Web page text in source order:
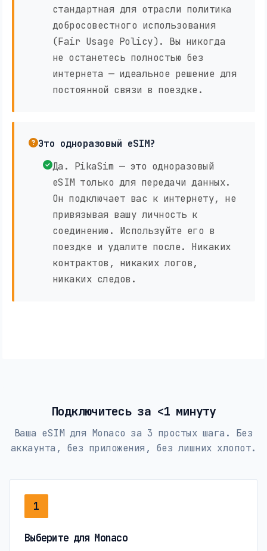
стандартная для отрасли политика
добросовестного использования
(Fair Usage Policy). Вы никогда
не останетесь полностью без
интернета — идеальное решение для
постоянной связи в поездке.
Это одноразовый eSIM?
Да. PikaSim — это одноразовый
eSIM только для передачи данных.
Он подключает вас к интернету, не
привязывая вашу личность к
соединению. Используйте его в
поездке и удалите после. Никаких
контрактов, никаких логов,
никаких следов.
Подключитесь за <1 минуту
Ваша eSIM для Monaco за 3 простых шага. Без
аккаунта, без приложения, без лишних хлопот.
1
Выберите для Monaco